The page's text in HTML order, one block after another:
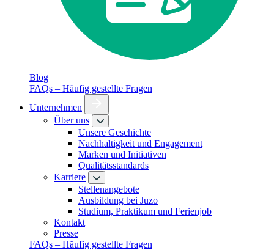
Blog
FAQs – Häufig gestellte Fragen
Unternehmen
Über uns
Unsere Geschichte
Nachhaltigkeit und Engagement
Marken und Initiativen
Qualitätsstandards
Karriere
Stellenangebote
Ausbildung bei Juzo
Studium, Praktikum und Ferienjob
Kontakt
Presse
FAQs – Häufig gestellte Fragen